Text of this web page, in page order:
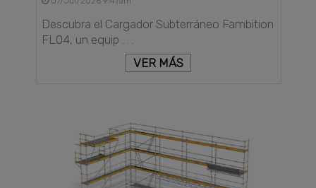
Descubra el Cargador Subterráneo Fambition
FL04, un equip . . .
VER MÁS